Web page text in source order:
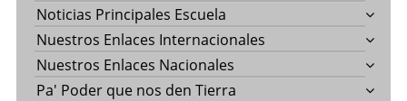
Noticias Principales Escuela
Nuestros Enlaces Internacionales
Nuestros Enlaces Nacionales
Pa' Poder que nos den Tierra